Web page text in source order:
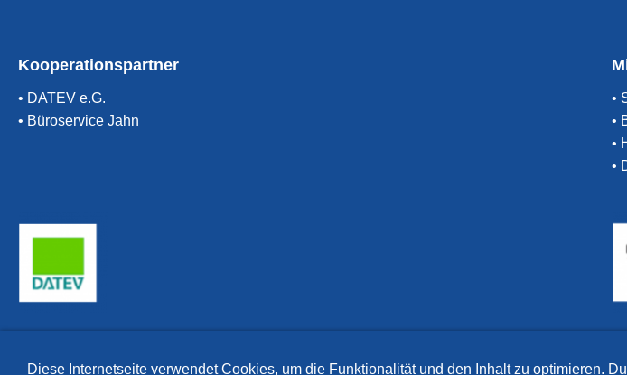
Kooperationspartner
• DATEV e.G.
• Büroservice Jahn
•
•
•
•
Diese Internetseite verwendet Cookies, um die Funktionalität und den Inhalt zu optimieren.